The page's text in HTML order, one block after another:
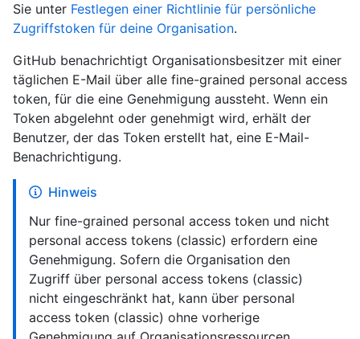
Sie unter Festlegen einer Richtlinie für persönliche
Zugriffstoken für deine Organisation.
GitHub benachrichtigt Organisationsbesitzer mit einer
täglichen E-Mail über alle fine-grained personal access
token, für die eine Genehmigung aussteht. Wenn ein
Token abgelehnt oder genehmigt wird, erhält der
Benutzer, der das Token erstellt hat, eine E-Mail-
Benachrichtigung.
Hinweis
Nur fine-grained personal access token und nicht
personal access tokens (classic) erfordern eine
Genehmigung. Sofern die Organisation den
Zugriff über personal access tokens (classic)
nicht eingeschränkt hat, kann über personal
access token (classic) ohne vorherige